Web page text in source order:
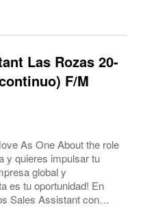
Las Rozas 20-
F/M
As One About the role
y quieres impulsar tu
global y
es tu oportunidad! En
Sales Assistant con